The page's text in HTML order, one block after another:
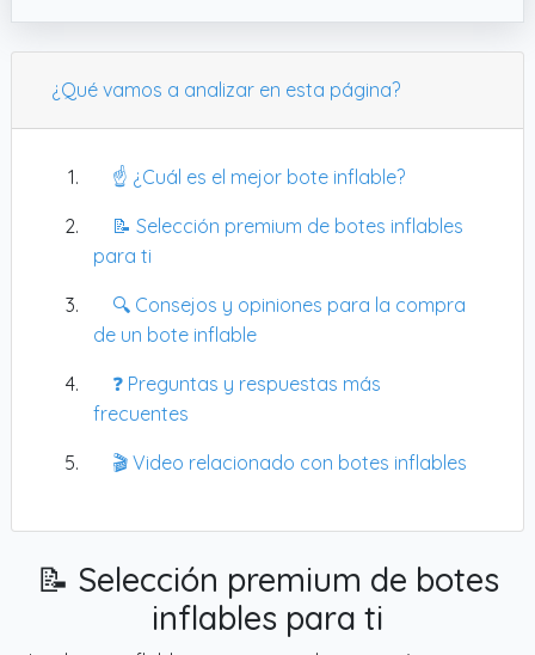
carbono resistente a la corrosión, lo que da
bastante confianza a la hora de usarlo varias
veces sin que se deteriore rápido. No es
complicado de montar ni instalar, precisamente
para que no te compliques en el agua. Para quien
busque algo práctico y duradero, esta opción de
¿Qué vamos a analizar en esta página?
☝️ ¿Cuál es el mejor bote inflable?
📝 Selección premium de botes inflables
para ti
🔍 Consejos y opiniones para la compra
de un bote inflable
❓ Preguntas y respuestas más
frecuentes
🎬 Video relacionado con botes inflables
📝 Selección premium de botes
inflables para ti